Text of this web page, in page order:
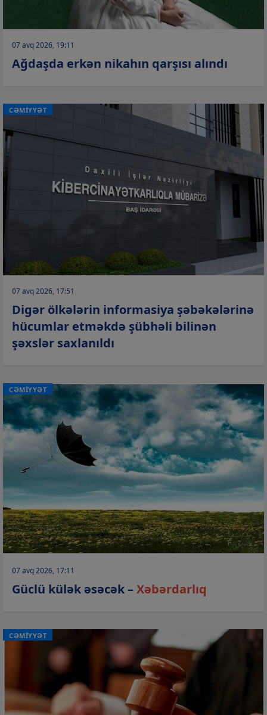
07 avq 2026, 19:11
Ağdaşda erkən nikahın qarşısı alındı
CƏMİYYƏT
07 avq 2026, 17:51
Digər ölkələrin informasiya şəbəkələrinə
hücumlar etməkdə şübhəli bilinən
şəxslər saxlanıldı
CƏMİYYƏT
07 avq 2026, 17:11
Güclü külək əsəcək –Xəbərdarlıq
CƏMİYYƏT